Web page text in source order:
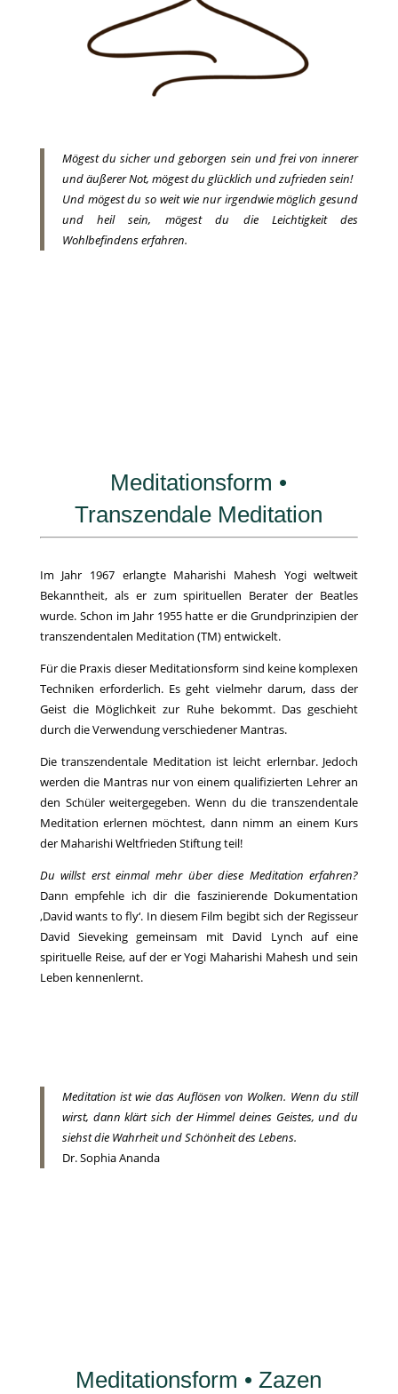
Mögest du sicher und geborgen sein und frei von innerer
und äußerer Not, mögest du glücklich und zufrieden sein!
Und mögest du so weit wie nur irgendwie möglich gesund
und heil sein, mögest du die Leichtigkeit des
Wohlbefindens erfahren.
Meditationsform •
Transzendale Meditation
Im Jahr 1967 erlangte Maharishi Mahesh Yogi weltweit
Bekanntheit, als er zum spirituellen Berater der Beatles
wurde. Schon im Jahr 1955 hatte er die Grundprinzipien der
transzendentalen Meditation (TM) entwickelt.
Für die Praxis dieser Meditationsform sind keine komplexen
Techniken erforderlich. Es geht vielmehr darum, dass der
Geist die Möglichkeit zur Ruhe bekommt. Das geschieht
durch die Verwendung verschiedener Mantras.
Die transzendentale Meditation ist leicht erlernbar. Jedoch
werden die Mantras nur von einem qualifizierten Lehrer an
den Schüler weitergegeben. Wenn du die transzendentale
Meditation erlernen möchtest, dann nimm an einem Kurs
der Maharishi Weltfrieden Stiftung teil!
Du willst erst einmal mehr über diese Meditation erfahren?
Dann empfehle ich dir die faszinierende Dokumentation
‚David wants to fly‘. In diesem Film begibt sich der Regisseur
David Sieveking gemeinsam mit David Lynch auf eine
spirituelle Reise, auf der er Yogi Maharishi Mahesh und sein
Leben kennenlernt.
Meditation ist wie das Auflösen von Wolken. Wenn du still
wirst, dann klärt sich der Himmel deines Geistes, und du
siehst die Wahrheit und Schönheit des Lebens.
Dr. Sophia Ananda
Meditationsform • Zazen